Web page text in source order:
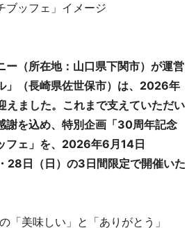
ブッフェ」イメージ
ー（所在地：山口県下関市）が運営
」（長崎県佐世保市）は、2026年
ました。これまで支えていただい
謝を込め、特別企画「30周年記念
フェ」を、2026年6月14日
28日（日）の3日間限定で開催いた
「美味しい」と「ありがとう」